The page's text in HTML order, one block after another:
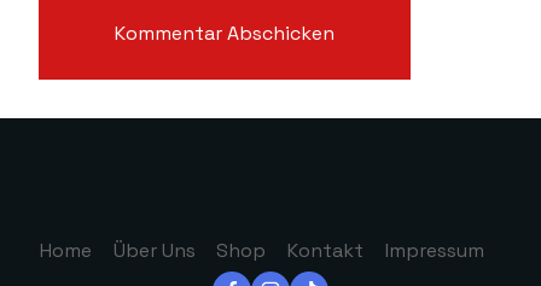
Home Über Uns Shop Kontakt Impressum